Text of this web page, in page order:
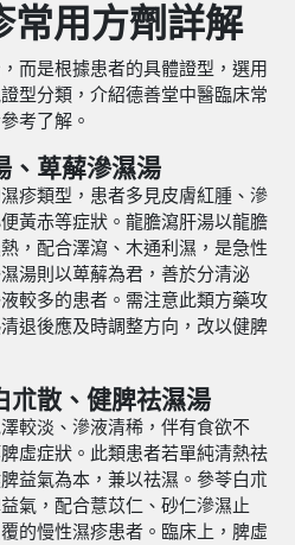
常用方劑詳解
而是根據患者的具體證型，選用
型分類，介紹德善堂中醫臨床常
考了解。
、萆薢滲濕湯
疹類型，患者多見皮膚紅腫、滲
黃赤等症狀。龍膽瀉肝湯以龍膽
，配合澤瀉、木通利濕，是急性
湯則以萆薢為君，善於分清泌
較多的患者。需注意此類方藥攻
退後應及時調整方向，改以健脾
朮散、健脾祛濕湯
較淡、滲液清稀，伴有食欲不
虛症狀。此類患者若單純清熱祛
益氣為本，兼以祛濕。參苓白朮
氣，配合薏苡仁、砂仁滲濕止
的慢性濕疹患者。臨床上，脾虛